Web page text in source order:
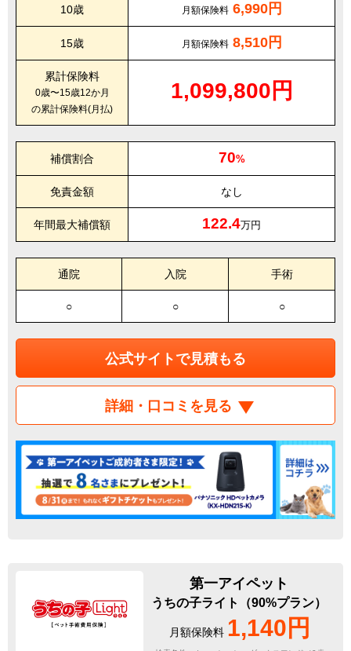
10歳 月額保険料 6,990円
15歳 月額保険料 8,510円
累計保険料
0歳〜15歳12か月
の累計保険料(月払)
1,099,800円
補償割合 70%
免責金額 なし
年間最大補償額 122.4万円
通院 入院 手術
○ ○ ○
公式サイトで見積もる
詳細・口コミを見る
第一アイペット
うちの子ライト（90%プラン）
月額保険料 1,140円